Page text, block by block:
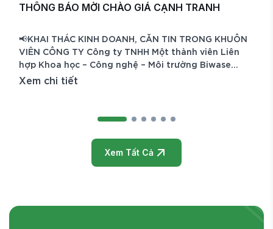
THÔNG BÁO MỜI CHÀO GIÁ CẠNH TRANH
📢KHAI THÁC KINH DOANH, CĂN TIN TRONG KHUÔN
VIÊN CÔNG TY Công ty TNHH Một thành viên Liên
hợp Khoa học – Công nghệ – Môi trường Biwase
(Biwase E.T.S) trân trọng kính mời Quý Công ty,
thác, quản lý và kinh doanh căn tin trong khuôn viên
Xem chi tiết
Xem Tất Cả